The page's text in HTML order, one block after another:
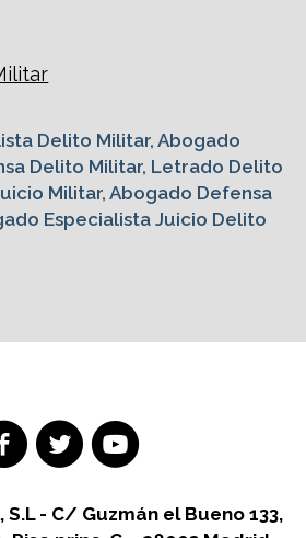
Delito Militar, Abogado
Delito Militar, Letrado Delito
Militar, Abogado Defensa
Especialista Juicio Delito
S.L - C/ Guzmán el Bueno 133,